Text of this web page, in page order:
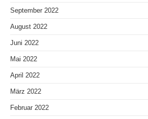
September 2022
August 2022
Juni 2022
Mai 2022
April 2022
März 2022
Februar 2022